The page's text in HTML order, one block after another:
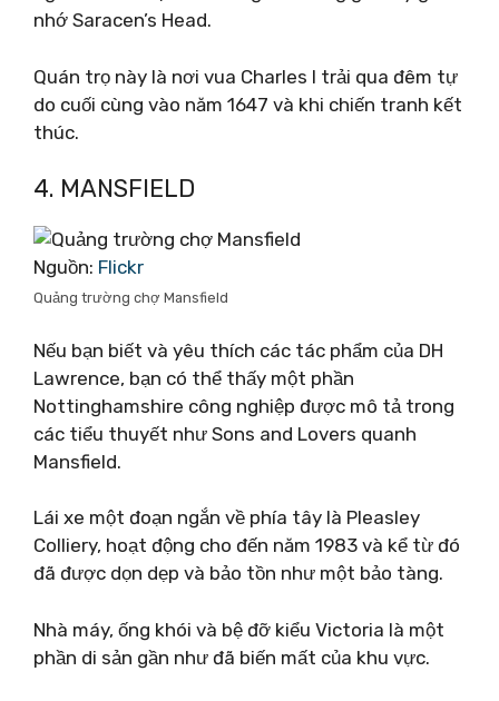
nhớ Saracen’s Head.
Quán trọ này là nơi vua Charles I trải qua đêm tự
do cuối cùng vào năm 1647 và khi chiến tranh kết
thúc.
4. MANSFIELD
Nguồn: Flickr
Quảng trường chợ Mansfield
Nếu bạn biết và yêu thích các tác phẩm của DH
Lawrence, bạn có thể thấy một phần
Nottinghamshire công nghiệp được mô tả trong
các tiểu thuyết như Sons and Lovers quanh
Mansfield.
Lái xe một đoạn ngắn về phía tây là Pleasley
Colliery, hoạt động cho đến năm 1983 và kể từ đó
đã được dọn dẹp và bảo tồn như một bảo tàng.
Nhà máy, ống khói và bệ đỡ kiểu Victoria là một
phần di sản gần như đã biến mất của khu vực.